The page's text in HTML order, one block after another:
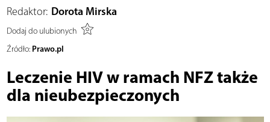
Redaktor: Dorota Mirska
Dodaj do ulubionych
Źródło: Prawo.pl
Leczenie HIV w ramach NFZ także
dla nieubezpieczonych